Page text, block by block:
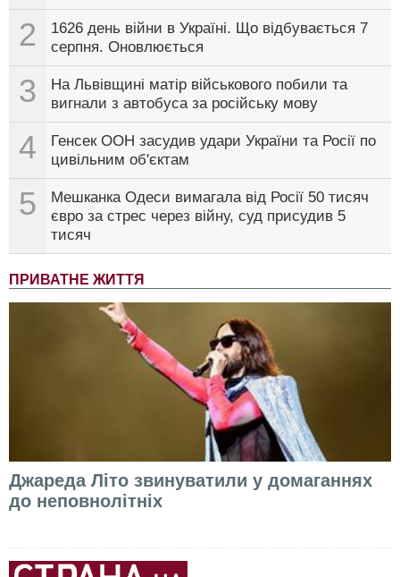
2
1626 день війни в Україні. Що відбувається 7
серпня. Оновлюється
3
На Львівщині матір військового побили та
вигнали з автобуса за російську мову
4
Генсек ООН засудив удари України та Росії по
цивільним об'єктам
5
Мешканка Одеси вимагала від Росії 50 тисяч
євро за стрес через війну, суд присудив 5
тисяч
ПРИВАТНЕ ЖИТТЯ
Джареда Літо звинуватили у домаганнях
до неповнолітніх